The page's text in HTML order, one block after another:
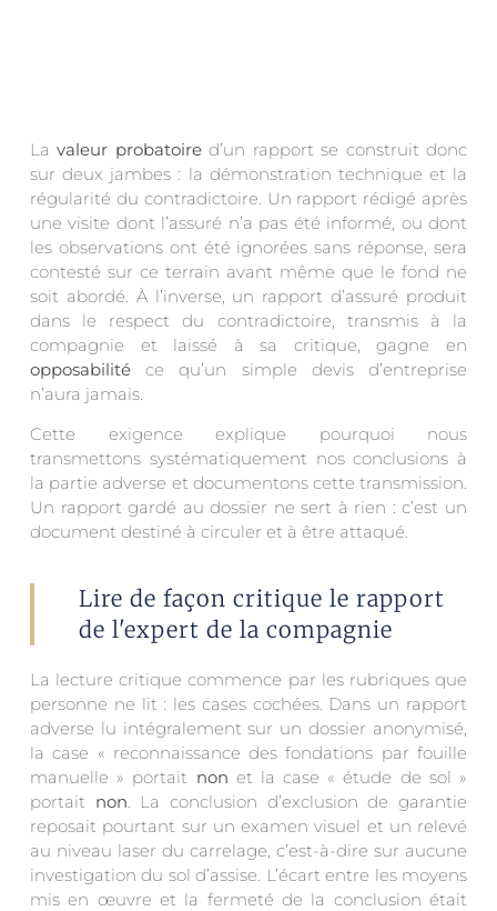
Lavaleur probatoired’un rapport se construit donc
sur deux jambes : la démonstration technique et la
régularité du contradictoire. Un rapport rédigé après
une visite dont l’assuré n’a pas été informé, ou dont
les observations ont été ignorées sans réponse, sera
contesté sur ce terrain avant même que le fond ne
soit abordé. À l’inverse, un rapport d’assuré produit
dans le respect du contradictoire, transmis à la
compagnie et laissé à sa critique, gagne en
opposabilité ce qu’un simple devis d’entreprise
n’aura jamais.
Cette exigence explique pourquoi nous
transmettons systématiquement nos conclusions à
la partie adverse et documentons cette transmission.
Un rapport gardé au dossier ne sert à rien : c’est un
document destiné à circuler et à être attaqué.
Lire de façon critique le rapport
de l'expert de la compagnie
La lecture critique commence par les rubriques que
personne ne lit : les cases cochées. Dans un rapport
adverse lu intégralement sur un dossier anonymisé,
la case « reconnaissance des fondations par fouille
manuelle » portait non et la case « étude de sol »
portait non . La conclusion d’exclusion de garantie
reposait pourtant sur un examen visuel et un relevé
au niveau laser du carrelage, c’est-à-dire sur aucune
investigation du sol d’assise. L’écart entre les moyens
mis en œuvre et la fermeté de la conclusion était